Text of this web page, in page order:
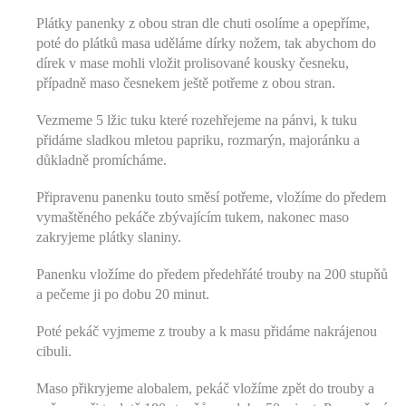
Plátky panenky z obou stran dle chuti osolíme a opepříme,
poté do plátků masa uděláme dírky nožem, tak abychom do
dírek v mase mohli vložit prolisované kousky česneku,
případně maso česnekem ještě potřeme z obou stran.
Vezmeme 5 lžic tuku které rozehřejeme na pánvi, k tuku
přidáme sladkou mletou papriku, rozmarýn, majoránku a
důkladně promícháme.
Připravenu panenku touto směsí potřeme, vložíme do předem
vymaštěného pekáče zbývajícím tukem, nakonec maso
zakryjeme plátky slaniny.
Panenku vložíme do předem předehřáté trouby na 200 stupňů
a pečeme ji po dobu 20 minut.
Poté pekáč vyjmeme z trouby a k masu přidáme nakrájenou
cibuli.
Maso přikryjeme alobalem, pekáč vložíme zpět do trouby a